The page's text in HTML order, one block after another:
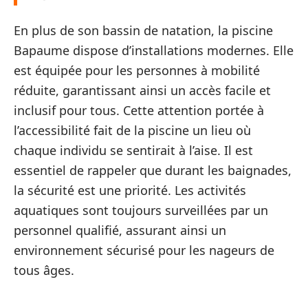
En plus de son bassin de natation, la piscine
Bapaume dispose d’installations modernes. Elle
est équipée pour les personnes à mobilité
réduite, garantissant ainsi un accès facile et
inclusif pour tous. Cette attention portée à
l’accessibilité fait de la piscine un lieu où
chaque individu se sentirait à l’aise. Il est
essentiel de rappeler que durant les baignades,
la sécurité est une priorité. Les activités
aquatiques sont toujours surveillées par un
personnel qualifié, assurant ainsi un
environnement sécurisé pour les nageurs de
tous âges.